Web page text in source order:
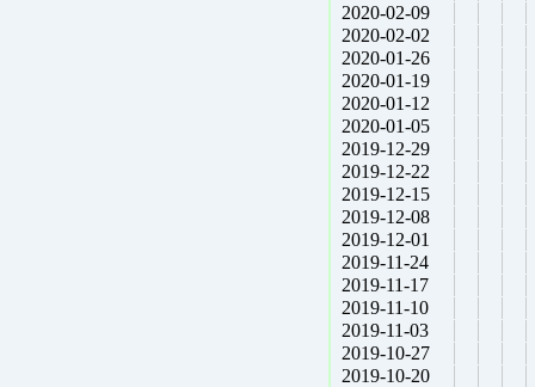
2020-02-09
2020-02-02
2020-01-26
2020-01-19
2020-01-12
2020-01-05
2019-12-29
2019-12-22
2019-12-15
2019-12-08
2019-12-01
2019-11-24
2019-11-17
2019-11-10
2019-11-03
2019-10-27
2019-10-20